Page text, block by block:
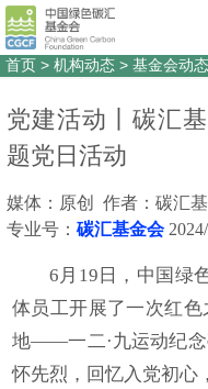
首页 > 机构动态 > 基金会动态
党建活动丨碳汇
题党日活动
媒体：原创 作者：碳汇
专业号： 碳汇基金会
6月19日，中国绿
体员工开展了一次红
地——一二·九运动纪念
怀先烈，回忆入党初心